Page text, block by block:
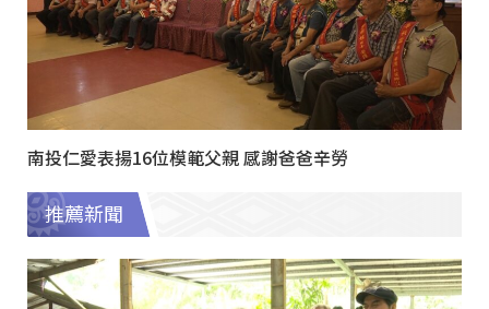
南投仁愛表揚16位模範父親 感謝爸爸辛勞
推薦新聞